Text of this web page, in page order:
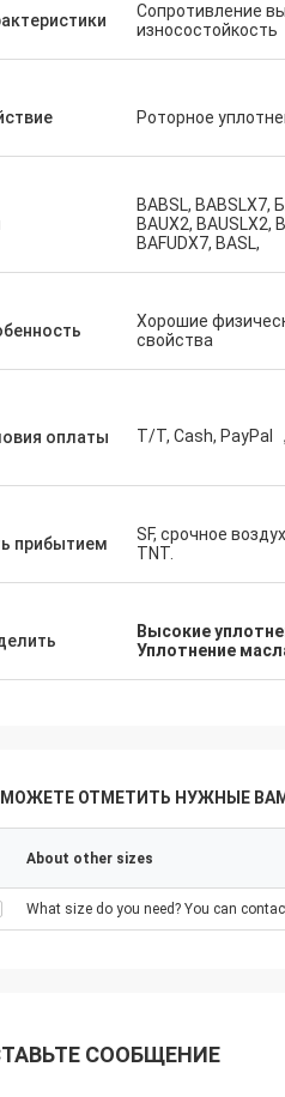
Хороший
товары хорошее
Сопротивление
износостойкость
Роторное
BABSL, BABSLX7,
BAUX2, BAUSLX2,
BAFUDX7, BASL,
Хорошие
свойства
оплаты T/T, Cash, PayPal
прибытием
SF, срочное
TNT.
Высокие
Уплотнение
ОТМЕТИТЬ НУЖНЫЕ
About other sizes
What size do you need? You can
СООБЩЕНИЕ